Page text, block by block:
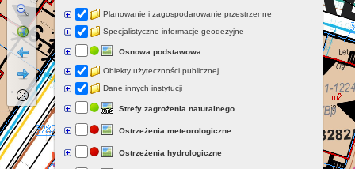
Planowanie i zagospodarowanie przestrzenne
Specjalistyczne informacje geodezyjne
Osnowa podstawowa
Obiekty użyteczności publicznej
Dane innych instytucji
Strefy zagrożenia naturalnego
Ostrzeżenia meteorologiczne
Ostrzeżenia hydrologiczne